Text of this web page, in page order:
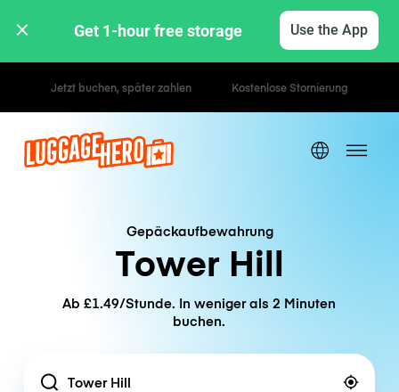
Get 1-hour free storage Use the App
Stunden- / Tagestarife
Gepäckaufbewahrung
Tower Hill
Ab £1.49/Stunde. In weniger als 2 Minuten
buchen.
Location